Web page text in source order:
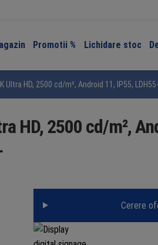
Promotii % Lichidare stoc
HD, 2500 cd/m², Android 11, IP55, LDH55-
HD, 2500 cd/m²,
Cerere